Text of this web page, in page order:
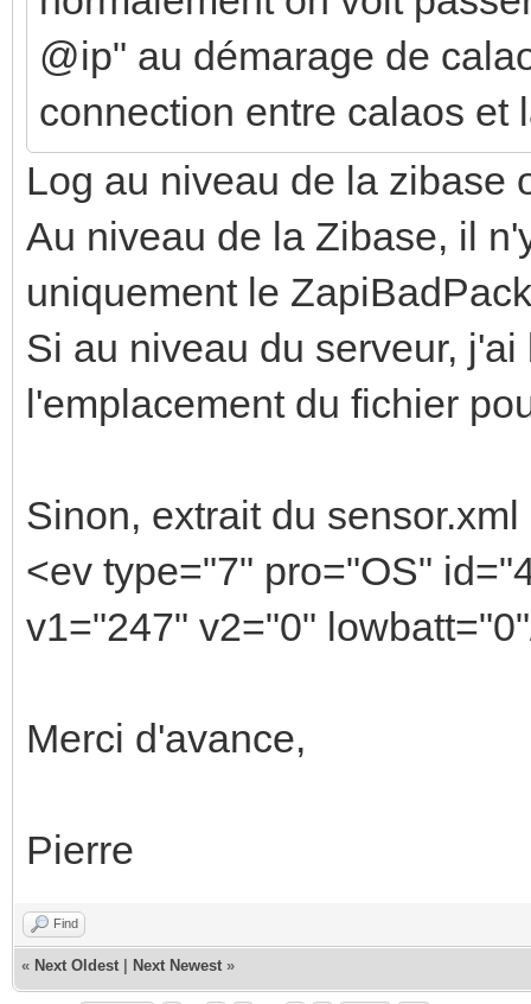
@ip" au démarage de
connection entre calaos et
Log au niveau de la zibase
Au niveau de la Zibase, il
uniquement le
Si au niveau du serveur,
l'emplacement du fichier
Sinon, extrait du sensor.xml
<ev type="7" pro="OS"
v1="247" v2="0"
Merci d'avance,
Pierre
Find
« Next Oldest Next Newest »